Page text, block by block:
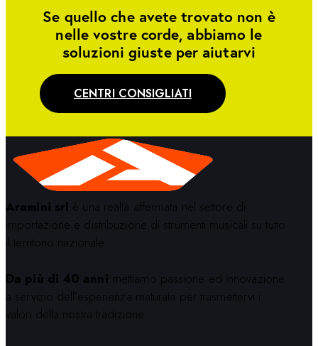
Se quello che avete trovato non è
nelle vostre corde, abbiamo le
soluzioni giuste per aiutarvi
CENTRI CONSIGLIATI
Aramini srl è una realtà affermata nel settore di
importazione e distribuzione di strumenti musicali su tutto
il territorio nazionale.
Da più di 40 anni mettiamo passione ed innovazione
a servizio dell’esperienza maturata per trasmettervi i
valori della nostra tradizione.